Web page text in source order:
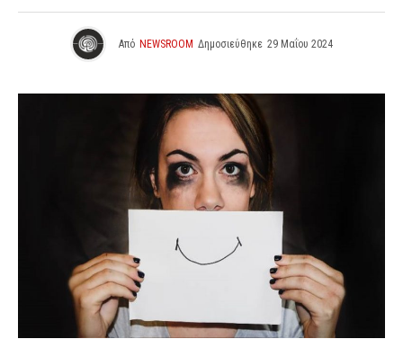
Από NEWSROOM Δημοσιεύθηκε 29 Μαΐου 2024